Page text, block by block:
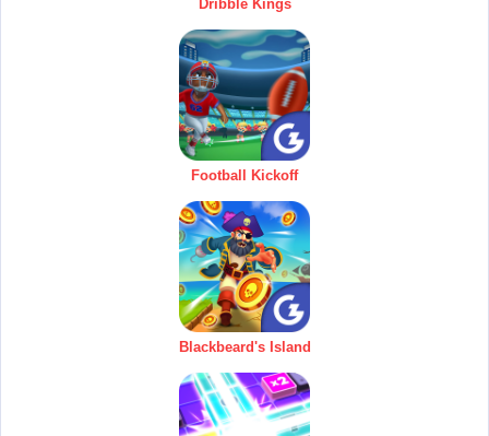
Dribble Kings
Football Kickoff
Blackbeard's Island